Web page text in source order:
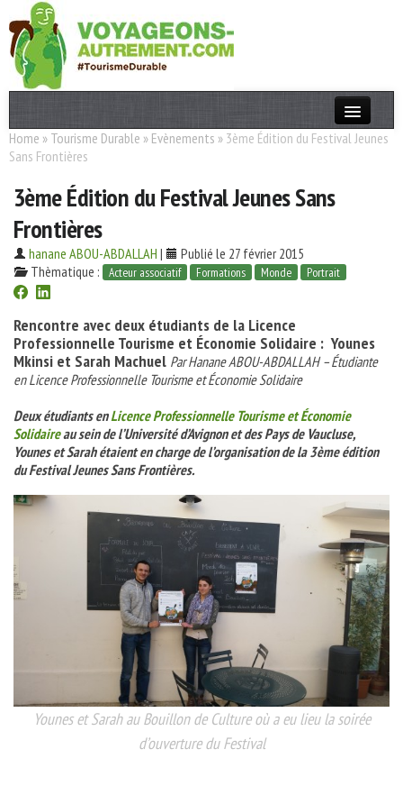
Actualités
Destinations
Acteurs
Thèmes
OK
Home » Tourisme Durable » Evènements » 3ème Édition du Festival Jeunes
Sans Frontières
3ème Édition du Festival Jeunes Sans
Frontières
hanane ABOU-ABDALLAH |
Publié le 27 février 2015
Thèmatique :
Acteur associatif Formations Monde Portrait
Rencontre avec deux étudiants de la Licence
Professionnelle Tourisme et Économie Solidaire : Younes
Mkinsi et Sarah Machuel Par Hanane ABOU-ABDALLAH – Étudiante
en Licence Professionnelle Tourisme et Économie Solidaire
Deux étudiants enLicence Professionnelle Tourisme et Économie
Solidaireau sein de l’Université d’Avignon et des Pays de Vaucluse,
Younes et Sarah étaient en charge de l’organisation de la 3ème édition
du Festival Jeunes Sans Frontières.
Younes et Sarah au Bouillon de Culture où a eu lieu la soirée
d’ouverture du Festival